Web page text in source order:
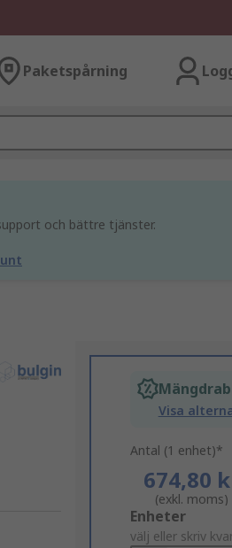
Paketspårning
och bättre tjänster.
Visa
Antal (1 enhet)*
674,80
(exkl. moms)
Add
to
Enheter
välj eller skriv